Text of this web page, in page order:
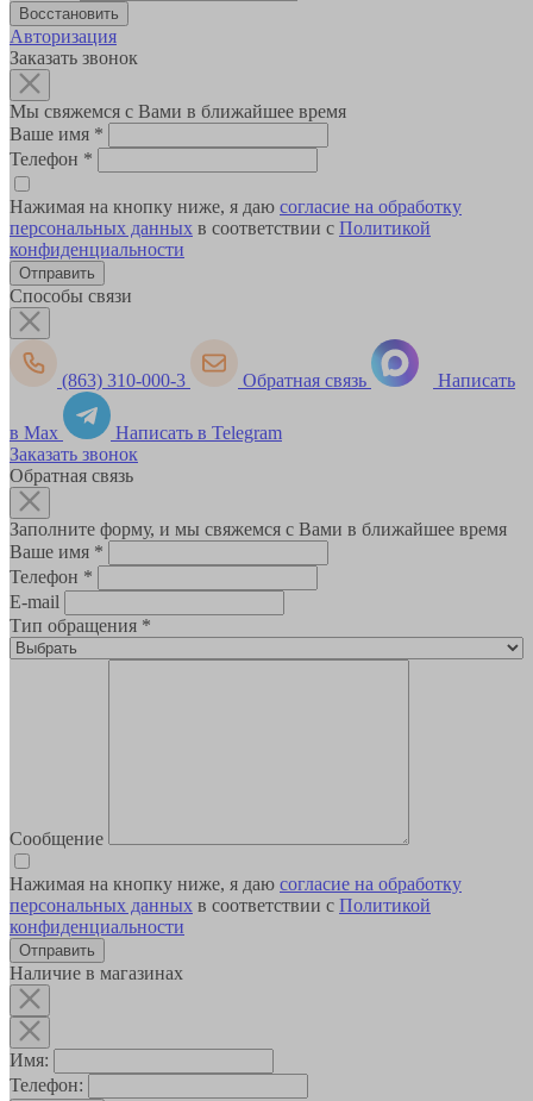
Авторизация
Заказать звонок
Мы свяжемся с Вами в ближайшее время
Ваше имя *
Телефон *
Нажимая на кнопку ниже, я даю согласие на обработку
персональных данных в соответствии с Политикой
конфиденциальности
Способы связи
(863) 310-000-3 Обратная связь Написать
в Max
Написать в Telegram
Заказать звонок
Обратная связь
Заполните форму, и мы свяжемся с Вами в ближайшее время
Ваше имя *
Телефон *
E-mail
Тип обращения *
Сообщение
Нажимая на кнопку ниже, я даю согласие на обработку
персональных данных в соответствии с Политикой
конфиденциальности
Наличие в магазинах
Имя:
Телефон: